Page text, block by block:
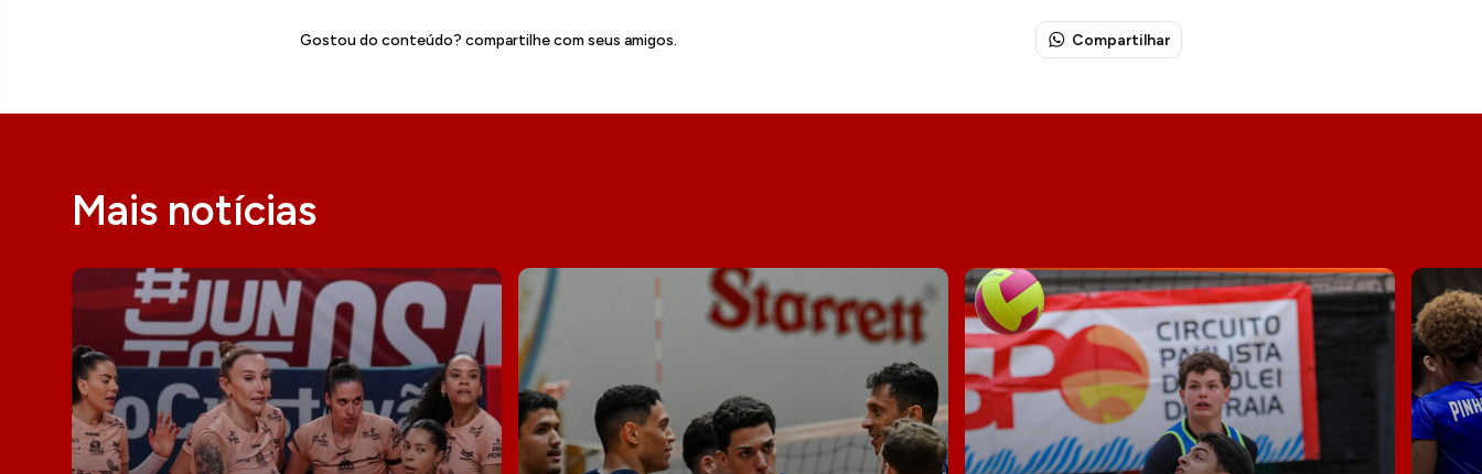
Gostou do conteúdo? compartilhe com seus amigos. Compartilhar
Mais notícias